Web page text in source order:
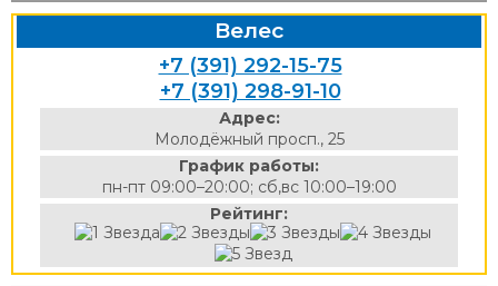
Велес
+7 (391) 292-15-75
+7 (391) 298-91-10
Адрес:
Молодёжный просп., 25
График работы:
пн-пт 09:00–20:00; сб,вс 10:00–19:00
Рейтинг: